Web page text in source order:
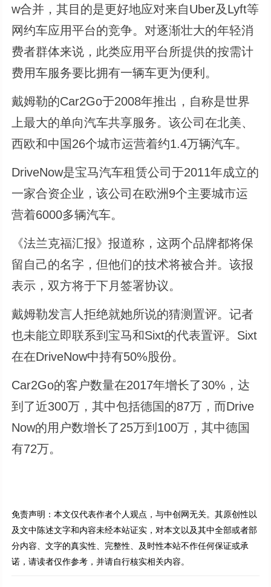
w合并，其目的是更好地应对来自Uber及Lyft等
网约车应用平台的竞争。对逐渐壮大的年轻消
费者群体来说，此类应用平台所提供的按需计
费用车服务要比拥有一辆车更为便利。
戴姆勒的Car2Go于2008年推出，自称是世界
上最大的单向汽车共享服务。该公司在北美、
西欧和中国26个城市运营着约1.4万辆汽车。
DriveNow是宝马汽车租赁公司于2011年成立的
一家合资企业，该公司在欧洲9个主要城市运
营着6000多辆汽车。
《法兰克福汇报》报道称，这两个品牌都将保
留自己的名字，但他们的技术将被合并。该报
表示，双方将于下月签署协议。
戴姆勒发言人拒绝就她所说的猜测置评。记者
也未能立即联系到宝马和Sixt的代表置评。Sixt
在在DriveNow中持有50%股份。
Car2Go的客户数量在2017年增长了30%，达
到了近300万，其中包括德国的87万，而Drive
Now的用户数增长了25万到100万，其中德国
有72万。
免责声明：本文仅代表作者个人观点，与中创网无关。其原创性以
及文中陈述文字和内容未经本站证实，对本文以及其中全部或者部
分内容、文字的真实性、完整性、及时性本站不作任何保证或承
诺，请读者仅作参考，并请自行核实相关内容。